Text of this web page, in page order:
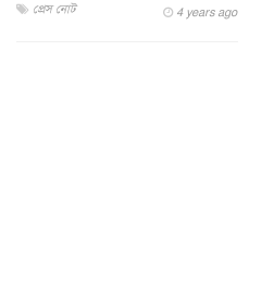
প্রেস নোট 4 years ago